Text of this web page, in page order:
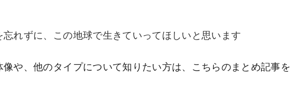
れずに、この地球で生きていってほしいと思います
像や、他のタイプについて知りたい方は、こちらのまとめ記事を